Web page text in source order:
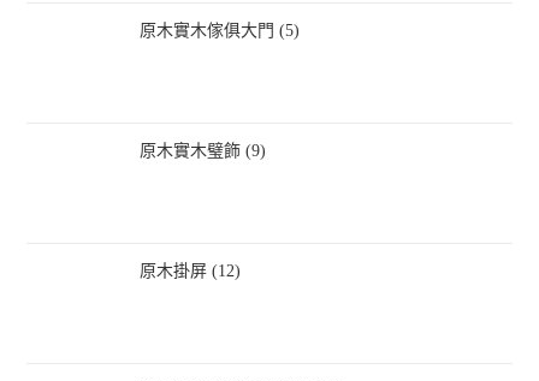
原木實木傢俱大門 (5)
原木實木璧飾 (9)
原木掛屏 (12)